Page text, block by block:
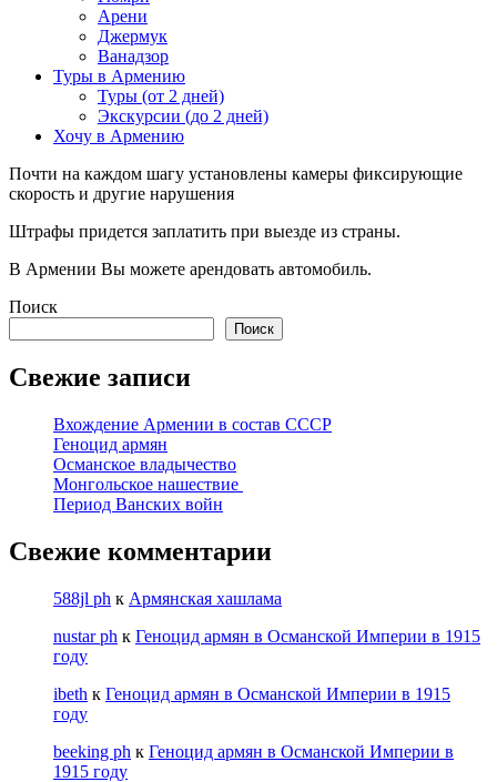
Арени
Джермук
Ванадзор
Туры в Армению
Туры (от 2 дней)
Экскурсии (до 2 дней)
Хочу в Армению
Почти на каждом шагу установлены камеры фиксирующие
скорость и другие нарушения
Штрафы придется заплатить при выезде из страны.
В Армении Вы можете арендовать автомобиль.
Поиск
Поиск
Свежие записи
Вхождение Армении в состав СССР
Геноцид армян
Османское владычество
Монгольское нашествие
Период Ванских войн
Свежие комментарии
588jl ph к Армянская хашлама
nustar ph к Геноцид армян в Османской Империи в 1915
году
ibeth к Геноцид армян в Османской Империи в 1915
году
beeking ph к Геноцид армян в Османской Империи в
1915 году